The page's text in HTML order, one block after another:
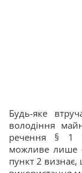
Будь-яке
володіння
речення § 1
можливе лише
пункт 2